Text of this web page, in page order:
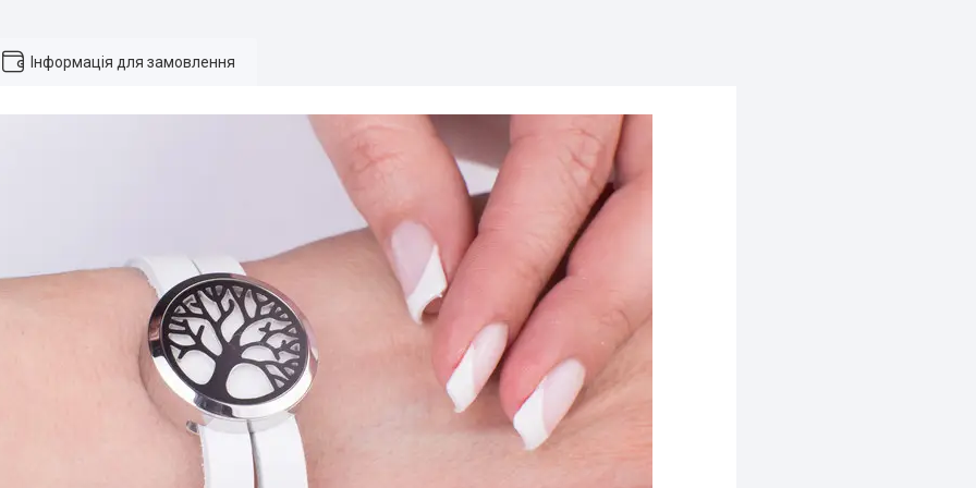
Інформація для замовлення